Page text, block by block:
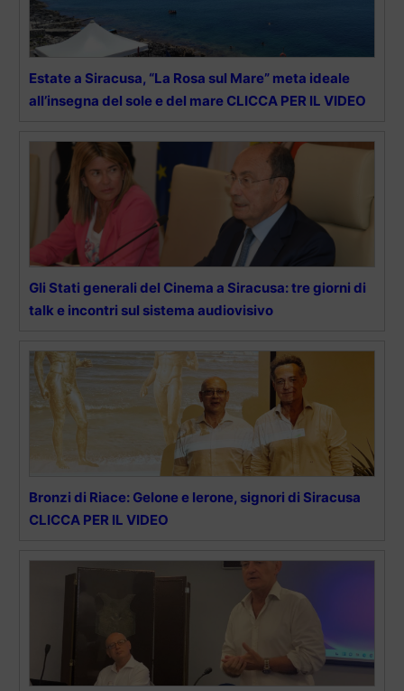
Estate a Siracusa, “La Rosa sul Mare” meta ideale
all’insegna del sole e del mare CLICCA PER IL VIDEO
Gli Stati generali del Cinema a Siracusa: tre giorni di
talk e incontri sul sistema audiovisivo
Bronzi di Riace: Gelone e Ierone, signori di Siracusa
CLICCA PER IL VIDEO